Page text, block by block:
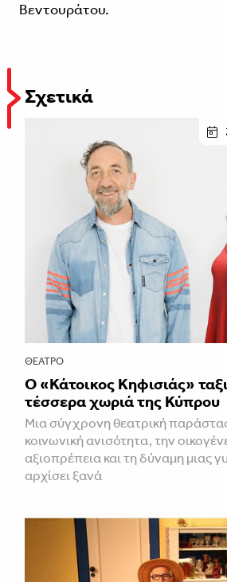
Βεντουράτου.
Σχετικά
ΘΈΑΤΡΟ
Ο «Κάτοικος Κηφισιάς»
τέσσερα χωριά της Κύπρου
Μια σύγχρονη θεατρική
κοινωνική ανισότητα, την
αξιοπρέπεια και τη δύναμη μιας
αρχίσει ξανά